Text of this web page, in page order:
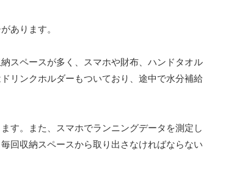
あります。
スペースが多く、スマホや財布、ハンドタオル
リンクホルダーもついており、途中で水分補給
す。また、スマホでランニングデータを測定し
回収納スペースから取り出さなければならない